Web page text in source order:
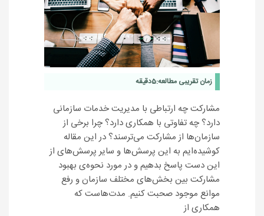
زمان تقریبی مطالعه:5دقیقه
مشارکت چه ارتباطی با مدیریت خدمات سازمانی
دارد؟ چه تفاوتی با همکاری دارد؟ چرا برخی از
سازمان‌ها از مشارکت می‌ترسند؟ در این مقاله
کوشیده‌ایم به این پرسش‌ها و سایر پرسش‌های از
این دست پاسخ بدهیم و در مورد نحوه‌ی بهبود
مشارکت بین بخش‌های مختلف سازمان و رفع
موانع موجود صحبت کنیم. مدت‌هاست که
همکاری از